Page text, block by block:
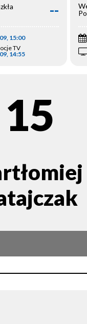
--
15:00
TV
14:55
15